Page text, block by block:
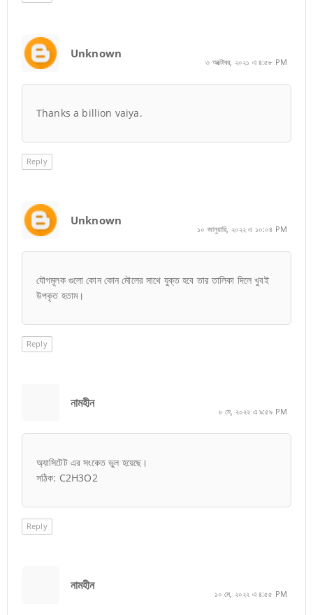
Unknown
৩ অক্টোবর, ২০২১ এ ৪:৫৮ PM
Thanks a billion vaiya.
Reply
Unknown
১০ জানুয়ারি, ২০২২ এ ১০:০৪ PM
যৌগমূলক গুলো কোন কোন মৌলের সাথে যুক্ত হবে তার তালিকা দিলে খুবই
উপকৃত হতাম।
Reply
নামহীন
৮ মে, ২০২২ এ ৯:৫৯ PM
অ্যাসিটেট এর সংকেত ভুল হয়েছে।
সঠিক: C2H3O2
Reply
নামহীন
১০ মে, ২০২২ এ ৪:৫৫ PM